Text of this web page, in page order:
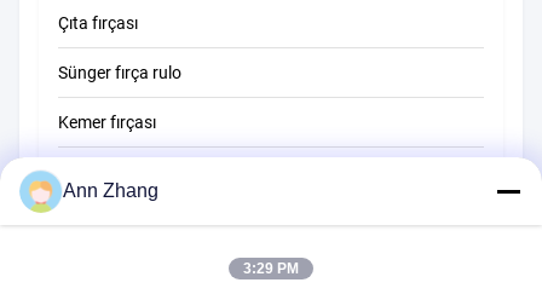
Çıta fırçası
Sünger fırça rulo
Kemer fırçası
Süpürge fırçası
Ann Zhang
3:29 PM